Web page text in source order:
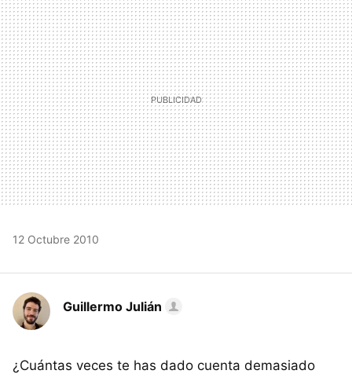
MAIL
12 Octubre 2010
Guillermo Julián
¿Cuántas veces te has dado cuenta demasiado